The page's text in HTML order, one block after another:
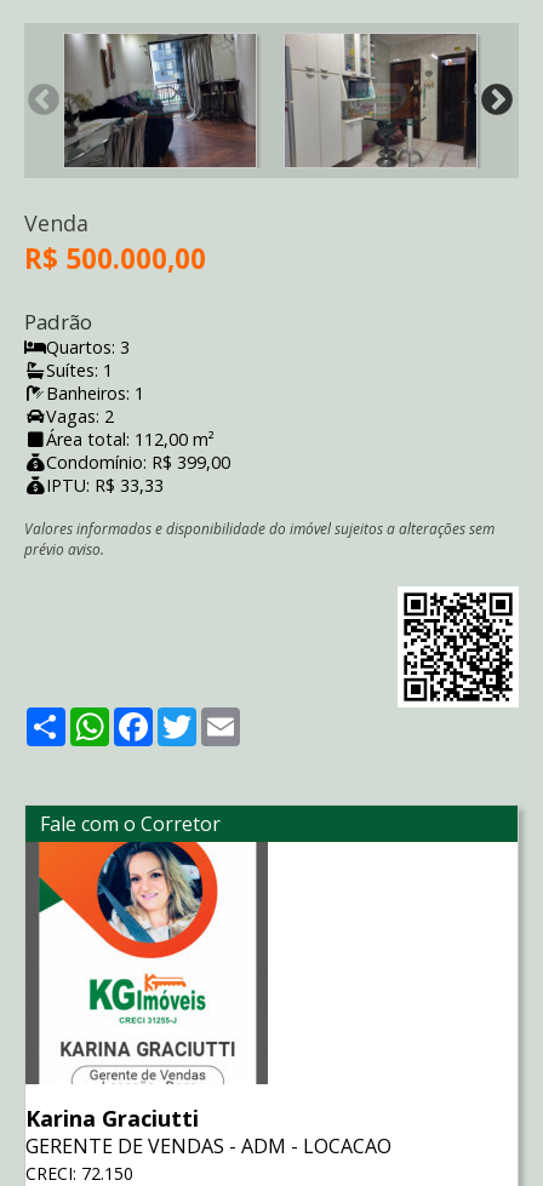
Venda
R$ 500.000,00
Padrão
Quartos: 3
Suítes: 1
Banheiros: 1
Vagas: 2
Área total: 112,00 m²
Condomínio: R$ 399,00
IPTU: R$ 33,33
Valores informados e disponibilidade do imóvel sujeitos a alterações sem
prévio aviso.
ShareWhatsApp
Facebook
Twitter
Fale com o Corretor
Karina Graciutti
GERENTE DE VENDAS - ADM - LOCACAO
CRECI: 72.150